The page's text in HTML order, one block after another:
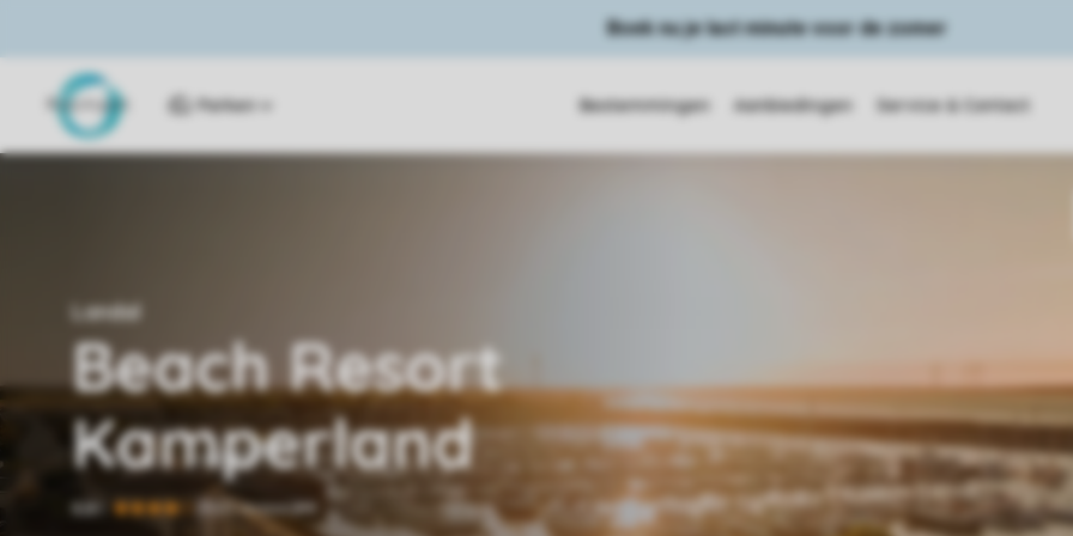
Boek nu je last minute voor de zomer
Parken Bestemmingen Aanbiedingen Service & Contact